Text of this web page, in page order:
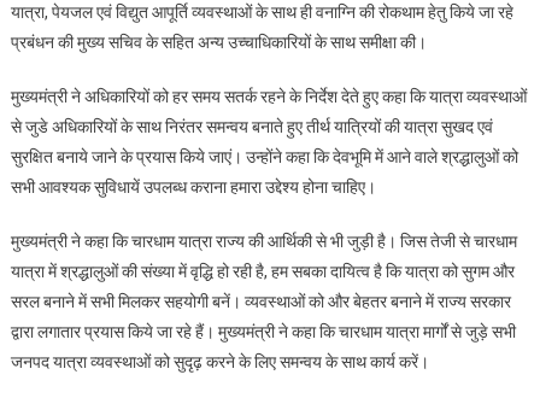
लेकर
अधिकारी
हर
समय
सतर्क
धामी
यात्रा, पेयजल एवं विद्युत आपूर्ति व्यवस्थाओं के साथ ही वनाग्नि की रोकथाम हेतु किये जा रहे
प्रबंधन की मुख्य सचिव के सहित अन्य उच्चाधिकारियों के साथ समीक्षा की।
मुख्यमंत्री ने अधिकारियों को हर समय सतर्क रहने के निर्देश देते हुए कहा कि यात्रा व्यवस्थाओं
से जुडे अधिकारियों के साथ निरंतर समन्वय बनाते हुए तीर्थ यात्रियों की यात्रा सुखद एवं
सुरक्षित बनाये जाने के प्रयास किये जाएं। उन्होंने कहा कि देवभूमि में आने वाले श्रद्धालुओं को
सभी आवश्यक सुविधायें उपलब्ध कराना हमारा उद्देश्य होना चाहिए।
मुख्यमंत्री ने कहा कि चारधाम यात्रा राज्य की आर्थिकी से भी जुड़ी है। जिस तेजी से चारधाम
यात्रा में श्रद्धालुओं की संख्या में वृद्धि हो रही है, हम सबका दायित्व है कि यात्रा को सुगम और
सरल बनाने में सभी मिलकर सहयोगी बनें। व्यवस्थाओं को और बेहतर बनाने में राज्य सरकार
द्वारा लगातार प्रयास किये जा रहे हैं। मुख्यमंत्री ने कहा कि चारधाम यात्रा मार्गों से जुड़े सभी
जनपद यात्रा व्यवस्थाओं को सुदृढ़ करने के लिए समन्वय के साथ कार्य करें।